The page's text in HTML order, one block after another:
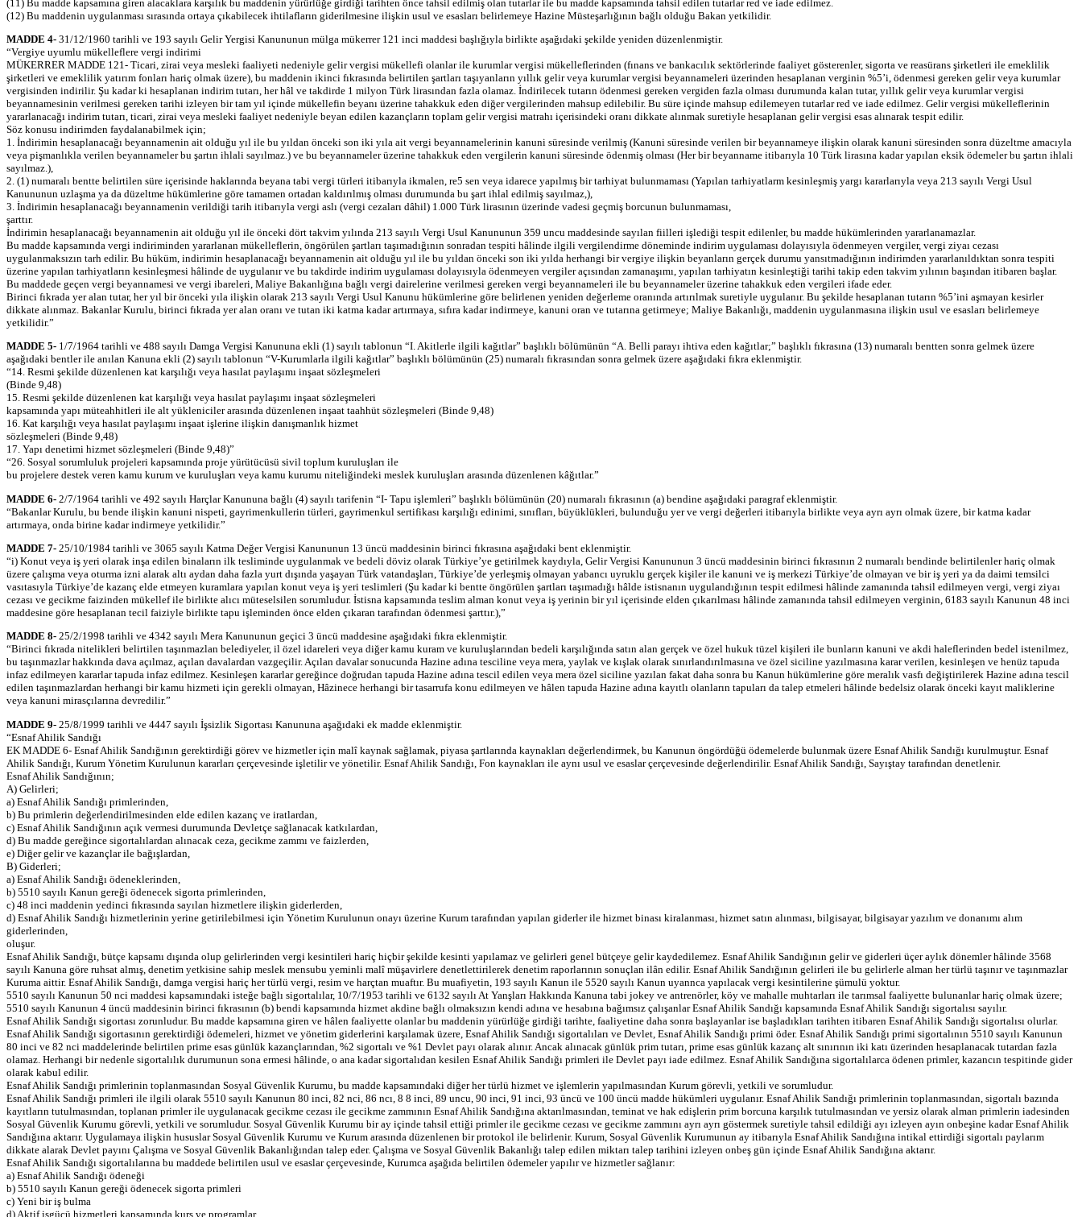
(11) Bu madde kapsamına giren alacaklara karşılık bu maddenin yürürlüğe girdiği tarihten önce tahsil edilmiş olan tutarlar ile bu madde kapsamında tahsil edilen tutarlar red ve iade edilmez.
(12) Bu maddenin uygulanması sırasında ortaya çıkabilecek ihtilafların giderilmesine ilişkin usul ve esasları belirlemeye Hazine Müsteşarlığının bağlı olduğu Bakan yetkilidir.
MADDE 4- 31/12/1960 tarihli ve 193 sayılı Gelir Yergisi Kanununun mülga mükerrer 121 inci maddesi başlığıyla birlikte aşağıdaki şekilde yeniden düzenlenmiştir.
“Vergiye uyumlu mükelleflere vergi indirimi
MÜKERRER MADDE 121- Ticari, zirai veya mesleki faaliyeti nedeniyle gelir vergisi mükellefi olanlar ile kurumlar vergisi mükelleflerinden (fınans ve bankacılık sektörlerinde faaliyet gösterenler, sigorta ve reasürans şirketleri ile emeklilik
şirketleri ve emeklilik yatırım fonları hariç olmak üzere), bu maddenin ikinci fıkrasında belirtilen şartları taşıyanların yıllık gelir veya kurumlar vergisi beyannameleri üzerinden hesaplanan verginin %5’i, ödenmesi gereken gelir veya kurumlar
vergisinden indirilir. Şu kadar ki hesaplanan indirim tutarı, her hâl ve takdirde 1 milyon Türk lirasından fazla olamaz. İndirilecek tutarın ödenmesi gereken vergiden fazla olması durumunda kalan tutar, yıllık gelir veya kurumlar vergisi
beyannamesinin verilmesi gereken tarihi izleyen bir tam yıl içinde mükellefin beyanı üzerine tahakkuk eden diğer vergilerinden mahsup edilebilir. Bu süre içinde mahsup edilemeyen tutarlar red ve iade edilmez. Gelir vergisi mükelleflerinin
yararlanacağı indirim tutarı, ticari, zirai veya mesleki faaliyet nedeniyle beyan edilen kazançların toplam gelir vergisi matrahı içerisindeki oranı dikkate alınmak suretiyle hesaplanan gelir vergisi esas alınarak tespit edilir.
Söz konusu indirimden faydalanabilmek için;
1. İndirimin hesaplanacağı beyannamenin ait olduğu yıl ile bu yıldan önceki son iki yıla ait vergi beyannamelerinin kanuni süresinde verilmiş (Kanuni süresinde verilen bir beyannameye ilişkin olarak kanuni süresinden sonra düzeltme amacıyla
veya pişmanlıkla verilen beyannameler bu şartın ihlali sayılmaz.) ve bu beyannameler üzerine tahakkuk eden vergilerin kanuni süresinde ödenmiş olması (Her bir beyanname itibarıyla 10 Türk lirasına kadar yapılan eksik ödemeler bu şartın ihlali
sayılmaz.),
2. (1) numaralı bentte belirtilen süre içerisinde haklarında beyana tabi vergi türleri itibarıyla ikmalen, re5 sen veya idarece yapılmış bir tarhiyat bulunmaması (Yapılan tarhiyatlarm kesinleşmiş yargı kararlarıyla veya 213 sayılı Vergi Usul
Kanununun uzlaşma ya da düzeltme hükümlerine göre tamamen ortadan kaldırılmış olması durumunda bu şart ihlal edilmiş sayılmaz,),
3. İndirimin hesaplanacağı beyannamenin verildiği tarih itibarıyla vergi aslı (vergi cezaları dâhil) 1.000 Türk lirasının üzerinde vadesi geçmiş borcunun bulunmaması,
şarttır.
İndirimin hesaplanacağı beyannamenin ait olduğu yıl ile önceki dört takvim yılında 213 sayılı Vergi Usul Kanununun 359 uncu maddesinde sayılan fiilleri işlediği tespit edilenler, bu madde hükümlerinden yararlanamazlar.
Bu madde kapsamında vergi indiriminden yararlanan mükelleflerin, öngörülen şartları taşımadığının sonradan tespiti hâlinde ilgili vergilendirme döneminde indirim uygulaması dolayısıyla ödenmeyen vergiler, vergi ziyaı cezası
uygulanmaksızın tarh edilir. Bu hüküm, indirimin hesaplanacağı beyannamenin ait olduğu yıl ile bu yıldan önceki son iki yılda herhangi bir vergiye ilişkin beyanların gerçek durumu yansıtmadığının indirimden yararlanıldıktan sonra tespiti
üzerine yapılan tarhiyatların kesinleşmesi hâlinde de uygulanır ve bu takdirde indirim uygulaması dolayısıyla ödenmeyen vergiler açısından zamanaşımı, yapılan tarhiyatın kesinleştiği tarihi takip eden takvim yılının başından itibaren başlar.
Bu maddede geçen vergi beyannamesi ve vergi ibareleri, Maliye Bakanlığına bağlı vergi dairelerine verilmesi gereken vergi beyannameleri ile bu beyannameler üzerine tahakkuk eden vergileri ifade eder.
Birinci fıkrada yer alan tutar, her yıl bir önceki yıla ilişkin olarak 213 sayılı Vergi Usul Kanunu hükümlerine göre belirlenen yeniden değerleme oranında artırılmak suretiyle uygulanır. Bu şekilde hesaplanan tutarın %5’ini aşmayan kesirler
dikkate alınmaz. Bakanlar Kurulu, birinci fıkrada yer alan oranı ve tutan iki katma kadar artırmaya, sıfıra kadar indirmeye, kanuni oran ve tutarına getirmeye; Maliye Bakanlığı, maddenin uygulanmasına ilişkin usul ve esasları belirlemeye
yetkilidir.”
MADDE 5- 1/7/1964 tarihli ve 488 sayılı Damga Vergisi Kanununa ekli (1) sayılı tablonun “I. Akitlerle ilgili kağıtlar” başlıklı bölümünün “A. Belli parayı ihtiva eden kağıtlar;” başlıklı fıkrasına (13) numaralı bentten sonra gelmek üzere
aşağıdaki bentler ile anılan Kanuna ekli (2) sayılı tablonun “V-Kurumlarla ilgili kağıtlar” başlıklı bölümünün (25) numaralı fıkrasından sonra gelmek üzere aşağıdaki fıkra eklenmiştir.
“14. Resmi şekilde düzenlenen kat karşılığı veya hasılat paylaşımı inşaat sözleşmeleri
(Binde 9,48)
15. Resmi şekilde düzenlenen kat karşılığı veya hasılat paylaşımı inşaat sözleşmeleri
kapsamında yapı müteahhitleri ile alt yükleniciler arasında düzenlenen inşaat taahhüt sözleşmeleri (Binde 9,48)
16. Kat karşılığı veya hasılat paylaşımı inşaat işlerine ilişkin danışmanlık hizmet
sözleşmeleri (Binde 9,48)
17. Yapı denetimi hizmet sözleşmeleri (Binde 9,48)”
“26. Sosyal sorumluluk projeleri kapsamında proje yürütücüsü sivil toplum kuruluşları ile
bu projelere destek veren kamu kurum ve kuruluşları veya kamu kurumu niteliğindeki meslek kuruluşları arasında düzenlenen kâğıtlar.”
MADDE 6- 2/7/1964 tarihli ve 492 sayılı Harçlar Kanununa bağlı (4) sayılı tarifenin “I- Tapu işlemleri” başlıklı bölümünün (20) numaralı fıkrasının (a) bendine aşağıdaki paragraf eklenmiştir.
“Bakanlar Kurulu, bu bende ilişkin kanuni nispeti, gayrimenkullerin türleri, gayrimenkul sertifikası karşılığı edinimi, sınıfları, büyüklükleri, bulunduğu yer ve vergi değerleri itibarıyla birlikte veya ayrı ayrı olmak üzere, bir katma kadar
artırmaya, onda birine kadar indirmeye yetkilidir.”
MADDE 7- 25/10/1984 tarihli ve 3065 sayılı Katma Değer Vergisi Kanununun 13 üncü maddesinin birinci fıkrasına aşağıdaki bent eklenmiştir.
“i) Konut veya iş yeri olarak inşa edilen binaların ilk tesliminde uygulanmak ve bedeli döviz olarak Türkiye’ye getirilmek kaydıyla, Gelir Vergisi Kanununun 3 üncü maddesinin birinci fıkrasının 2 numaralı bendinde belirtilenler hariç olmak
üzere çalışma veya oturma izni alarak altı aydan daha fazla yurt dışında yaşayan Türk vatandaşları, Türkiye’de yerleşmiş olmayan yabancı uyruklu gerçek kişiler ile kanuni ve iş merkezi Türkiye’de olmayan ve bir iş yeri ya da daimi temsilci
vasıtasıyla Türkiye’de kazanç elde etmeyen kuramlara yapılan konut veya iş yeri teslimleri (Şu kadar ki bentte öngörülen şartları taşımadığı hâlde istisnanın uygulandığının tespit edilmesi hâlinde zamanında tahsil edilmeyen vergi, vergi ziyaı
cezası ve gecikme faizinden mükellef ile birlikte alıcı müteselsilen sorumludur. İstisna kapsamında teslim alman konut veya iş yerinin bir yıl içerisinde elden çıkarılması hâlinde zamanında tahsil edilmeyen verginin, 6183 sayılı Kanunun 48 inci
maddesine göre hesaplanan tecil faiziyle birlikte tapu işleminden önce elden çıkaran tarafından ödenmesi şarttır.),”
MADDE 8- 25/2/1998 tarihli ve 4342 sayılı Mera Kanununun geçici 3 üncü maddesine aşağıdaki fıkra eklenmiştir.
“Birinci fıkrada nitelikleri belirtilen taşınmazlan belediyeler, il özel idareleri veya diğer kamu kuram ve kuruluşlarından bedeli karşılığında satın alan gerçek ve özel hukuk tüzel kişileri ile bunların kanuni ve akdi haleflerinden bedel istenilmez,
bu taşınmazlar hakkında dava açılmaz, açılan davalardan vazgeçilir. Açılan davalar sonucunda Hazine adına tesciline veya mera, yaylak ve kışlak olarak sınırlandırılmasına ve özel siciline yazılmasına karar verilen, kesinleşen ve henüz tapuda
infaz edilmeyen kararlar tapuda infaz edilmez. Kesinleşen kararlar gereğince doğrudan tapuda Hazine adına tescil edilen veya mera özel siciline yazılan fakat daha sonra bu Kanun hükümlerine göre meralık vasfı değiştirilerek Hazine adına tescil
edilen taşınmazlardan herhangi bir kamu hizmeti için gerekli olmayan, Hâzinece herhangi bir tasarrufa konu edilmeyen ve hâlen tapuda Hazine adına kayıtlı olanların tapuları da talep etmeleri hâlinde bedelsiz olarak önceki kayıt maliklerine
veya kanuni mirasçılarına devredilir.”
MADDE 9- 25/8/1999 tarihli ve 4447 sayılı İşsizlik Sigortası Kanununa aşağıdaki ek madde eklenmiştir.
“Esnaf Ahilik Sandığı
EK MADDE 6- Esnaf Ahilik Sandığının gerektirdiği görev ve hizmetler için malî kaynak sağlamak, piyasa şartlarında kaynakları değerlendirmek, bu Kanunun öngördüğü ödemelerde bulunmak üzere Esnaf Ahilik Sandığı kurulmuştur. Esnaf
Ahilik Sandığı, Kurum Yönetim Kurulunun kararları çerçevesinde işletilir ve yönetilir. Esnaf Ahilik Sandığı, Fon kaynakları ile aynı usul ve esaslar çerçevesinde değerlendirilir. Esnaf Ahilik Sandığı, Sayıştay tarafından denetlenir.
Esnaf Ahilik Sandığının;
A) Gelirleri;
a) Esnaf Ahilik Sandığı primlerinden,
b) Bu primlerin değerlendirilmesinden elde edilen kazanç ve iratlardan,
c) Esnaf Ahilik Sandığının açık vermesi durumunda Devletçe sağlanacak katkılardan,
d) Bu madde gereğince sigortalılardan alınacak ceza, gecikme zammı ve faizlerden,
e) Diğer gelir ve kazançlar ile bağışlardan,
B) Giderleri;
a) Esnaf Ahilik Sandığı ödeneklerinden,
b) 5510 sayılı Kanun gereği ödenecek sigorta primlerinden,
c) 48 inci maddenin yedinci fıkrasında sayılan hizmetlere ilişkin giderlerden,
d) Esnaf Ahilik Sandığı hizmetlerinin yerine getirilebilmesi için Yönetim Kurulunun onayı üzerine Kurum tarafından yapılan giderler ile hizmet binası kiralanması, hizmet satın alınması, bilgisayar, bilgisayar yazılım ve donanımı alım
giderlerinden,
oluşur.
Esnaf Ahilik Sandığı, bütçe kapsamı dışında olup gelirlerinden vergi kesintileri hariç hiçbir şekilde kesinti yapılamaz ve gelirleri genel bütçeye gelir kaydedilemez. Esnaf Ahilik Sandığının gelir ve giderleri üçer aylık dönemler hâlinde 3568
sayılı Kanuna göre ruhsat almış, denetim yetkisine sahip meslek mensubu yeminli malî müşavirlere denetlettirilerek denetim raporlarının sonuçlan ilân edilir. Esnaf Ahilik Sandığının gelirleri ile bu gelirlerle alman her türlü taşınır ve taşınmazlar
Kuruma aittir. Esnaf Ahilik Sandığı, damga vergisi hariç her türlü vergi, resim ve harçtan muaftır. Bu muafiyetin, 193 sayılı Kanun ile 5520 sayılı Kanun uyannca yapılacak vergi kesintilerine şümulü yoktur.
5510 sayılı Kanunun 50 nci maddesi kapsamındaki isteğe bağlı sigortalılar, 10/7/1953 tarihli ve 6132 sayılı At Yanşları Hakkında Kanuna tabi jokey ve antrenörler, köy ve mahalle muhtarları ile tarımsal faaliyette bulunanlar hariç olmak üzere;
5510 sayılı Kanunun 4 üncü maddesinin birinci fıkrasının (b) bendi kapsamında hizmet akdine bağlı olmaksızın kendi adına ve hesabına bağımsız çalışanlar Esnaf Ahilik Sandığı kapsamında Esnaf Ahilik Sandığı sigortalısı sayılır.
Esnaf Ahilik Sandığı sigortası zorunludur. Bu madde kapsamına giren ve hâlen faaliyette olanlar bu maddenin yürürlüğe girdiği tarihte, faaliyetine daha sonra başlayanlar ise başladıkları tarihten itibaren Esnaf Ahilik Sandığı sigortalısı olurlar.
Esnaf Ahilik Sandığı sigortasının gerektirdiği ödemeleri, hizmet ve yönetim giderlerini karşılamak üzere, Esnaf Ahilik Sandığı sigortalıları ve Devlet, Esnaf Ahilik Sandığı primi öder. Esnaf Ahilik Sandığı primi sigortalının 5510 sayılı Kanunun
80 inci ve 82 nci maddelerinde belirtilen prime esas günlük kazançlarından, %2 sigortalı ve %1 Devlet payı olarak alınır. Ancak alınacak günlük prim tutarı, prime esas günlük kazanç alt sınırının iki katı üzerinden hesaplanacak tutardan fazla
olamaz. Herhangi bir nedenle sigortalılık durumunun sona ermesi hâlinde, o ana kadar sigortalıdan kesilen Esnaf Ahilik Sandığı primleri ile Devlet payı iade edilmez. Esnaf Ahilik Sandığına sigortalılarca ödenen primler, kazancın tespitinde gider
olarak kabul edilir.
Esnaf Ahilik Sandığı primlerinin toplanmasından Sosyal Güvenlik Kurumu, bu madde kapsamındaki diğer her türlü hizmet ve işlemlerin yapılmasından Kurum görevli, yetkili ve sorumludur.
Esnaf Ahilik Sandığı primleri ile ilgili olarak 5510 sayılı Kanunun 80 inci, 82 nci, 86 ncı, 8 8 inci, 89 uncu, 90 inci, 91 inci, 93 üncü ve 100 üncü madde hükümleri uygulanır. Esnaf Ahilik Sandığı primlerinin toplanmasından, sigortalı bazında
kayıtların tutulmasından, toplanan primler ile uygulanacak gecikme cezası ile gecikme zammının Esnaf Ahilik Sandığına aktarılmasından, teminat ve hak edişlerin prim borcuna karşılık tutulmasından ve yersiz olarak alman primlerin iadesinden
Sosyal Güvenlik Kurumu görevli, yetkili ve sorumludur. Sosyal Güvenlik Kurumu bir ay içinde tahsil ettiği primler ile gecikme cezası ve gecikme zammını ayrı ayrı göstermek suretiyle tahsil edildiği ayı izleyen ayın onbeşine kadar Esnaf Ahilik
Sandığına aktarır. Uygulamaya ilişkin hususlar Sosyal Güvenlik Kurumu ve Kurum arasında düzenlenen bir protokol ile belirlenir. Kurum, Sosyal Güvenlik Kurumunun ay itibarıyla Esnaf Ahilik Sandığına intikal ettirdiği sigortalı paylarım
dikkate alarak Devlet payını Çalışma ve Sosyal Güvenlik Bakanlığından talep eder. Çalışma ve Sosyal Güvenlik Bakanlığı talep edilen miktarı talep tarihini izleyen onbeş gün içinde Esnaf Ahilik Sandığına aktarır.
Esnaf Ahilik Sandığı sigortalılarına bu maddede belirtilen usul ve esaslar çerçevesinde, Kurumca aşağıda belirtilen ödemeler yapılır ve hizmetler sağlanır:
a) Esnaf Ahilik Sandığı ödeneği
b) 5510 sayılı Kanun gereği ödenecek sigorta primleri
c) Yeni bir iş bulma
d) Aktif işgücü hizmetleri kapsamında kurs ve programlar